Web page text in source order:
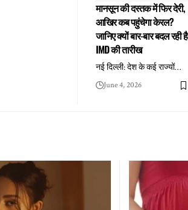
मानसून की दस्तक में फिर देरी,
आखिर कब पहुंचेगा केरल?
जानिए क्यों बार-बार बदल रही है
IMD की तारीख
नई दिल्ली: देश के कई राज्यों…
June 4, 2026